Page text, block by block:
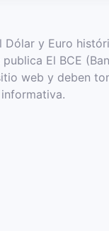
Dólar y Euro
El BCE
web y deben